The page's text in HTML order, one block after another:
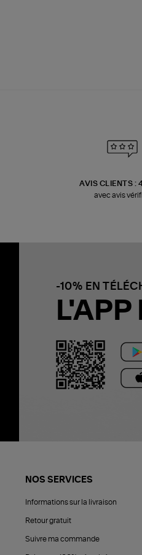
AVIS CLIENTS :
avec avis
-10% EN
L'APP
NOS SERVICES
Informations sur la livraison
Retour gratuit
Suivre ma commande